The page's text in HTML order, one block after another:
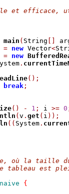
et efficace,
main ( String
= new Vector<
= new
.
();
break ;
() - 1 ; i >= 0
( v . get ( i ));
(( System .
où la taille du
tableau est
{